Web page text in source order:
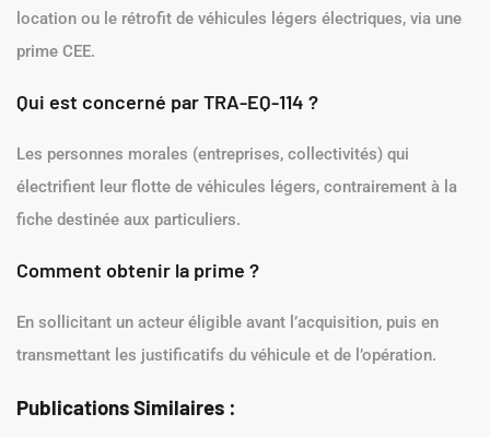
location ou le rétrofit de véhicules légers électriques, via une
prime CEE.
Qui est concerné par TRA-EQ-114 ?
Les personnes morales (entreprises, collectivités) qui
électrifient leur flotte de véhicules légers, contrairement à la
fiche destinée aux particuliers.
Comment obtenir la prime ?
En sollicitant un acteur éligible avant l’acquisition, puis en
transmettant les justificatifs du véhicule et de l’opération.
Publications Similaires :